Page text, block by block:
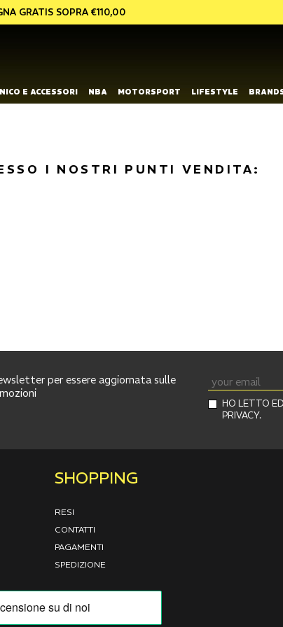
GRATIS SOPRA €110,00
E ACCESSORI NBA MOTORSPORT LIFESTYLE
I NOSTRI PUNTI VENDITA:
per essere aggiornata sulle
HO LETTO
PRIVACY.
SHOPPING
RESI
CONTATTI
PAGAMENTI
SPEDIZIONE